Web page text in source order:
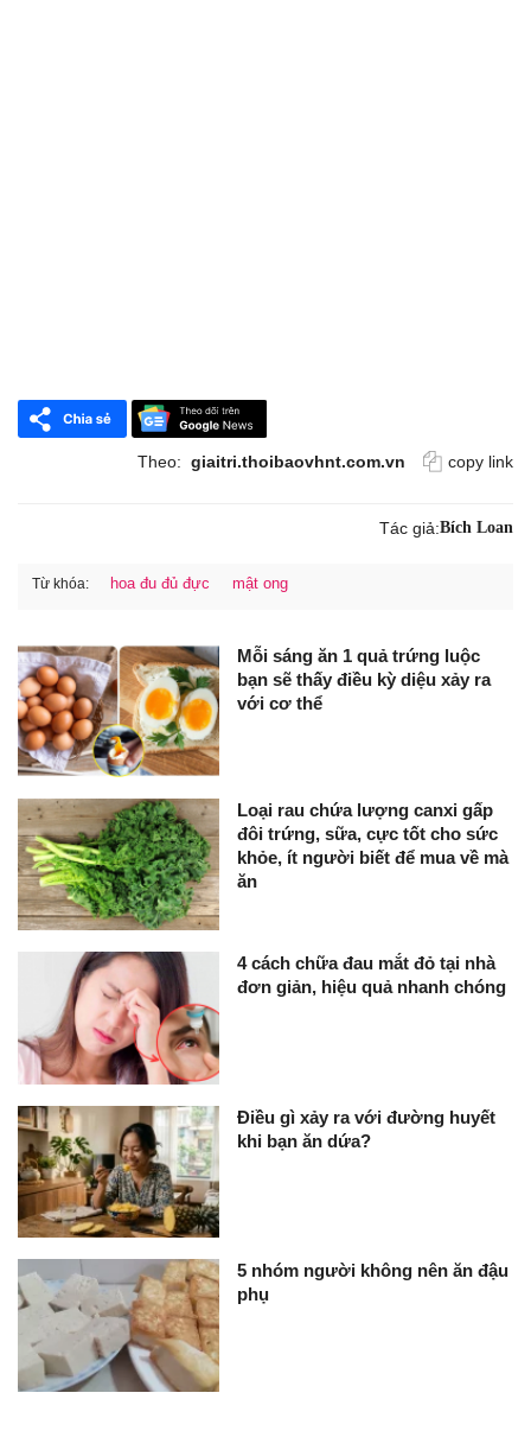
Theo: giaitri.thoibaovhnt.com.vn copy link
Tác giả:Bích Loan
Từ khóa: hoa đu đủ đực mật ong
Mỗi sáng ăn 1 quả trứng luộc
bạn sẽ thấy điều kỳ diệu xảy ra
với cơ thể
Loại rau chứa lượng canxi gấp
đôi trứng, sữa, cực tốt cho sức
khỏe, ít người biết để mua về mà
ăn
4 cách chữa đau mắt đỏ tại nhà
đơn giản, hiệu quả nhanh chóng
Điều gì xảy ra với đường huyết
khi bạn ăn dứa?
5 nhóm người không nên ăn đậu
phụ